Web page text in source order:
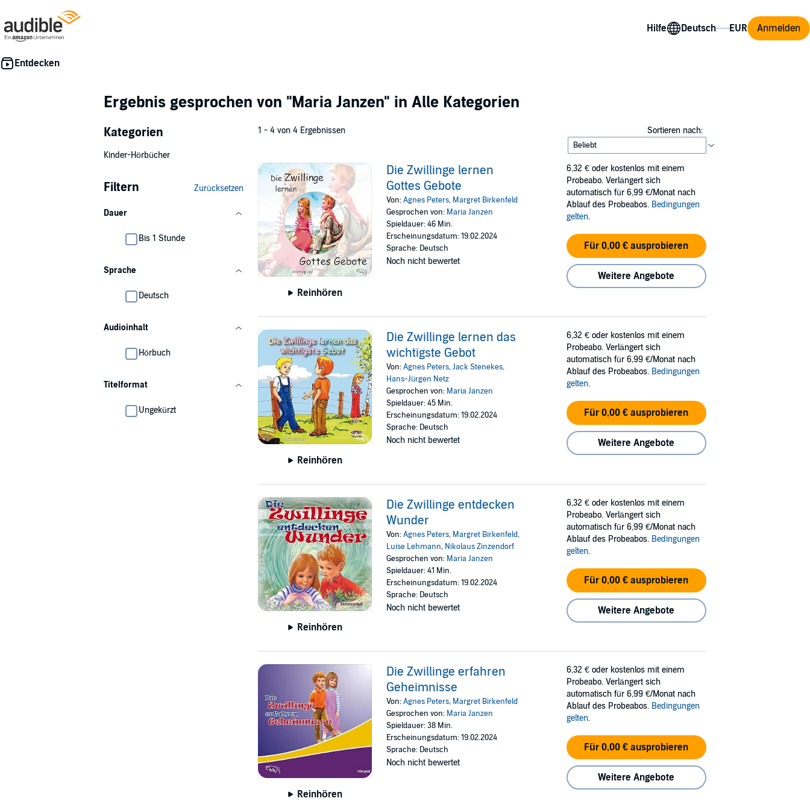
Hilfe Anmelden
Ergebnis gesprochen von "Maria Janzen" in Alle Kategorien
Kategorien
Kinder-Hörbücher
Filtern Zurücksetzen
Dauer
Bis 1 Stunde
Sprache
Deutsch
Audioinhalt
Hörbuch
Titelformat
Ungekürzt
1 - 4 von 4 Ergebnissen Sortieren nach:
Reinhören
Die Zwillinge lernen
Gottes Gebote
Von:Agnes Peters, Margret Birkenfeld
Gesprochen von: Maria Janzen
Spieldauer: 46 Min.
Erscheinungsdatum: 19.02.2024
Sprache: Deutsch
Noch nicht bewertet
6,32 € oder kostenlos mit einem
Probeabo. Verlängert sich
automatisch für 6,99 €/Monat nach
Ablauf des Probeabos. Bedingungen
gelten.
Für 0,00 € ausprobieren
Weitere Angebote
Reinhören
Die Zwillinge lernen das
wichtigste Gebot
Von:Agnes Peters,Jack Stenekes,
Hans-Jürgen Netz
Gesprochen von: Maria Janzen
Spieldauer: 45 Min.
Erscheinungsdatum: 19.02.2024
Sprache: Deutsch
Noch nicht bewertet
6,32 € oder kostenlos mit einem
Probeabo. Verlängert sich
automatisch für 6,99 €/Monat nach
Ablauf des Probeabos. Bedingungen
gelten.
Für 0,00 € ausprobieren
Weitere Angebote
Reinhören
Die Zwillinge entdecken
Wunder
Von:Agnes Peters, Margret Birkenfeld,
Luise Lehmann, Nikolaus Zinzendorf
Gesprochen von: Maria Janzen
Spieldauer: 41 Min.
Erscheinungsdatum: 19.02.2024
Sprache: Deutsch
Noch nicht bewertet
6,32 € oder kostenlos mit einem
Probeabo. Verlängert sich
automatisch für 6,99 €/Monat nach
Ablauf des Probeabos. Bedingungen
gelten.
Für 0,00 € ausprobieren
Weitere Angebote
Reinhören
Die Zwillinge erfahren
Geheimnisse
Von:Agnes Peters, Margret Birkenfeld
Gesprochen von: Maria Janzen
Spieldauer: 38 Min.
Erscheinungsdatum: 19.02.2024
Sprache: Deutsch
Noch nicht bewertet
6,32 € oder kostenlos mit einem
Probeabo. Verlängert sich
automatisch für 6,99 €/Monat nach
Ablauf des Probeabos. Bedingungen
gelten.
Für 0,00 € ausprobieren
Weitere Angebote